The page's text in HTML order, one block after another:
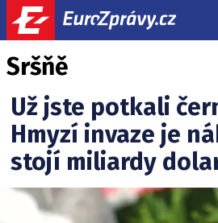
Sršňě
Už jste potkali
Hmyzí invaze je
stojí miliardy